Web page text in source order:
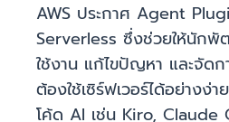
AWS ประกาศ Agent
Serverless ซึ่งช่วยให้นัก
ใช้งาน แก้ไขปัญหา และจัด
ต้องใช้เซิร์ฟเวอร์ได้อย่างง่
โค้ด AI เช่น Kiro, Claude